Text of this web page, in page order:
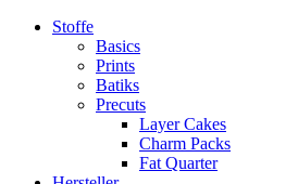
Stoffe
Basics
Prints
Batiks
Precuts
Layer Cakes
Charm Packs
Fat Quarter